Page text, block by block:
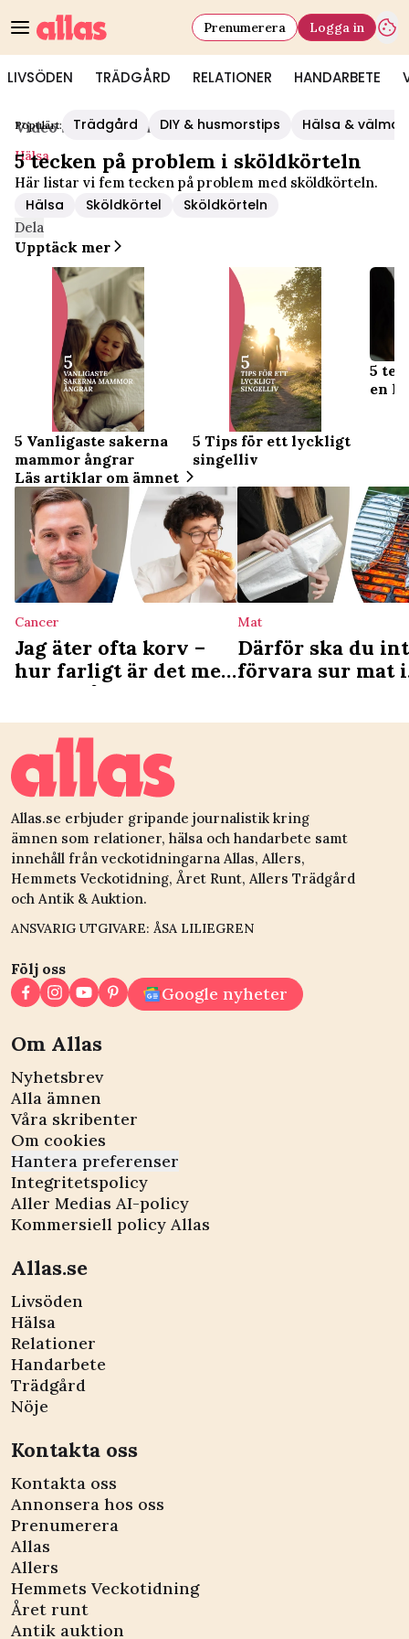
LIVSÖDEN TRÄDGÅRD RELATIONER HANDARBETE
Prenumerera Logga in
Populärt: Trädgård DIY & husmorstips Hälsa &
Video Start/Hälsa
Hälsa
5 tecken på problem i sköldkörteln
Här listar vi fem tecken på problem med sköldkörteln.
Hälsa Sköldkörtel Sköldkörteln
Dela
Upptäck mer
5 Vanligaste sakerna
mammor ångrar
5 Tips för ett lyckligt
singelliv
5
en
Läs artiklar om ämnet
Cancer
Jag äter ofta korv –
hur farligt är det med
tanke på
cancerrisken?
Mat
Därför ska du
förvara sur mat i
Allas.se erbjuder gripande journalistik kring
ämnen som relationer, hälsa och handarbete samt
innehåll från veckotidningarna Allas, Allers,
Hemmets Veckotidning, Året Runt, Allers Trädgård
och Antik & Auktion.
ANSVARIG UTGIVARE: ÅSA LILIEGREN
Följ oss
Google nyheter
Om Allas
Nyhetsbrev
Alla ämnen
Våra skribenter
Om cookies
Hantera preferenser
Integritetspolicy
Aller Medias AI-policy
Kommersiell policy Allas
Allas.se
Livsöden
Hälsa
Relationer
Handarbete
Trädgård
Nöje
Kontakta oss
Kontakta oss
Annonsera hos oss
Prenumerera
Allas
Allers
Hemmets Veckotidning
Året runt
Antik auktion